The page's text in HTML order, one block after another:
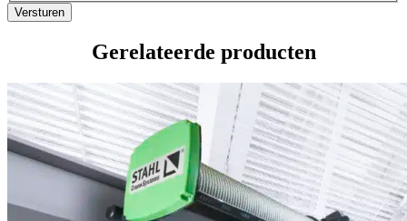
Gerelateerde producten